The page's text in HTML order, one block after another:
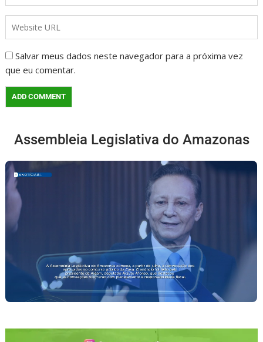
Salvar meus dados neste navegador para a próxima vez
que eu comentar.
Assembleia Legislativa do Amazonas